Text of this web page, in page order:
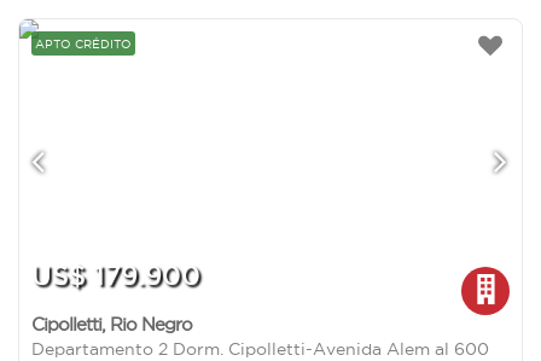
APTO CRÉDITO
US$ 179.900
Cipolletti, Rio Negro
Departamento 2 Dorm. Cipolletti-Avenida Alem al 600